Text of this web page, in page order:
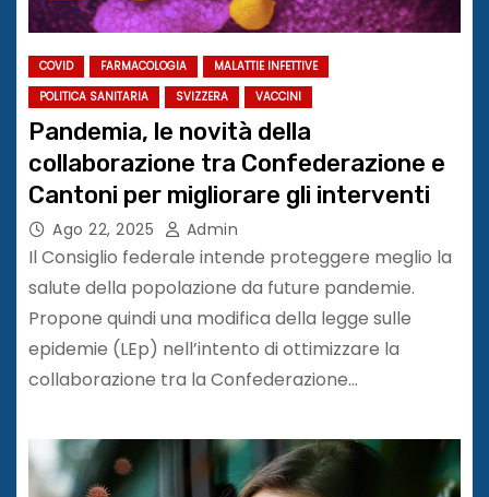
COVID FARMACOLOGIA
MALATTIE INFETTIVE
POLITICA SANITARIA
SVIZZERA VACCINI
Pandemia, le novità della
collaborazione tra Confederazione e
Cantoni per migliorare gli interventi
Ago 22, 2025 Admin
Il Consiglio federale intende proteggere meglio la
salute della popolazione da future pandemie.
Propone quindi una modifica della legge sulle
epidemie (LEp) nell’intento di ottimizzare la
collaborazione tra la Confederazione…